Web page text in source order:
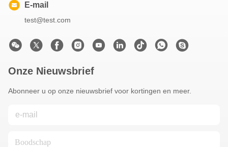
E-mail
test@test.com
Onze Nieuwsbrief
Abonneer u op onze nieuwsbrief voor kortingen en meer.